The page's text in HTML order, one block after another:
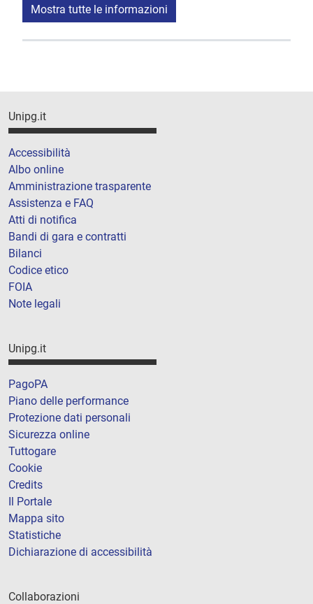
Mostra tutte le informazioni
Unipg.it
Accessibilità
Albo online
Amministrazione trasparente
Assistenza e FAQ
Atti di notifica
Bandi di gara e contratti
Bilanci
Codice etico
FOIA
Note legali
Unipg.it
PagoPA
Piano delle performance
Protezione dati personali
Sicurezza online
Tuttogare
Cookie
Credits
Il Portale
Mappa sito
Statistiche
Dichiarazione di accessibilità
Collaborazioni